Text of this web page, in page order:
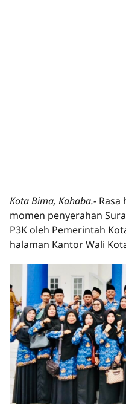
Kota Bima, Kahaba.- Rasa
momen penyerahan
P3K oleh Pemerintah
halaman Kantor Wali